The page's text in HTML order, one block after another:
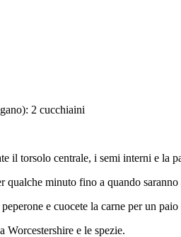
2 cucchiaini
il torsolo centrale, i semi interni e la
minuto fino a quando saranno
e cuocete la carne per un
Worcestershire e le spezie.